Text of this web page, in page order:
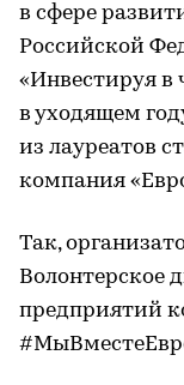
в сфере
Российской
«Инвестируя в
в уходящем
из лауреатов
компания
Так,
Волонтерское
предприятий